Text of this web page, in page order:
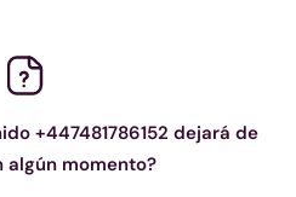
+447481786152 dejará de
algún momento?